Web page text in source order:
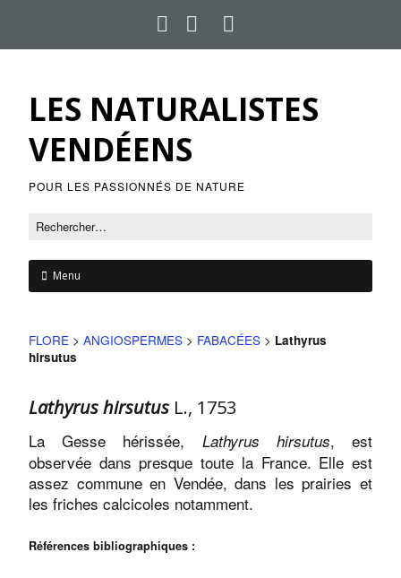
LES NATURALISTES
VENDÉENS
POUR LES PASSIONNÉS DE NATURE
Menu
FLORE > ANGIOSPERMES > FABACÉES > Lathyrus
hirsutus
Lathyrus hirsutus L., 1753
La Gesse hérissée, Lathyrus hirsutus, est
observée dans presque toute la France. Elle est
assez commune en Vendée, dans les prairies et
les friches calcicoles notamment.
Références bibliographiques :